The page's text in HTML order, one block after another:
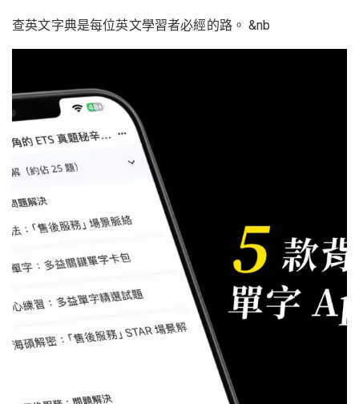
查英文字典是每位英文學習者必經的路。 &nb